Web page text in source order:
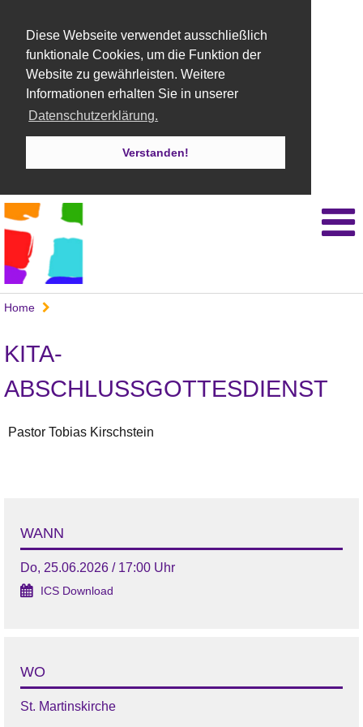
Diese Webseite verwendet ausschließlich
funktionale Cookies, um die Funktion der
Website zu gewährleisten. Weitere
Informationen erhalten Sie in unserer
Datenschutzerklärung.
Verstanden!
Home
KITA-
ABSCHLUSSGOTTESDIENST
Pastor Tobias Kirschstein
WANN
Do, 25.06.2026 / 17:00 Uhr
ICS Download
WO
St. Martinskirche